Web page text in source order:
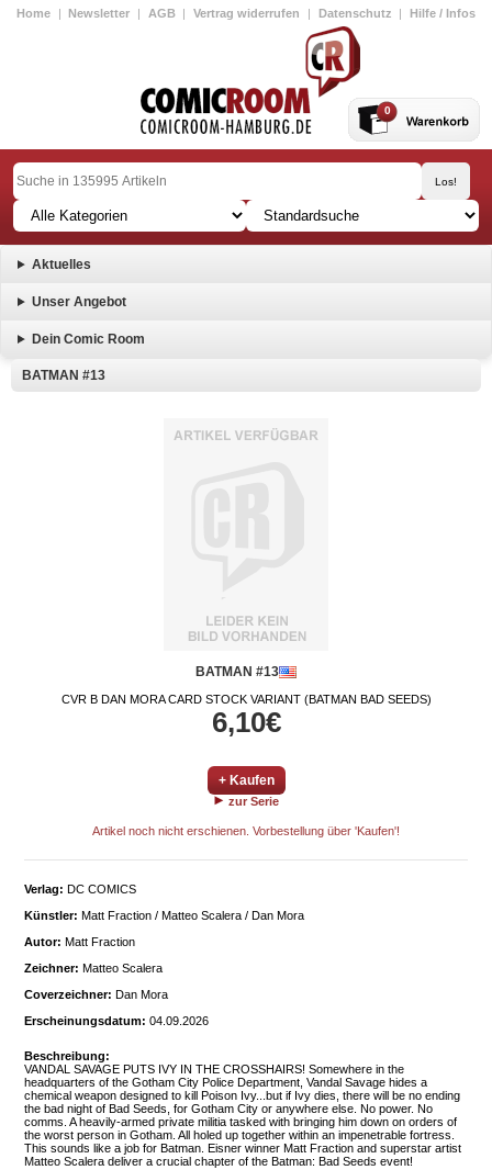
Home | Newsletter | AGB | Vertrag widerrufen | Datenschutz | Hilfe / Infos
0
Aktuelles
Unser Angebot
Dein Comic Room
BATMAN #13
BATMAN #13
CVR B DAN MORA CARD STOCK VARIANT (BATMAN BAD SEEDS)
6,10€
+ Kaufen
zur Serie
Artikel noch nicht erschienen. Vorbestellung über 'Kaufen'!
Verlag: DC COMICS
Künstler: Matt Fraction / Matteo Scalera / Dan Mora
Autor: Matt Fraction
Zeichner: Matteo Scalera
Coverzeichner: Dan Mora
Erscheinungsdatum: 04.09.2026
Beschreibung:
VANDAL SAVAGE PUTS IVY IN THE CROSSHAIRS! Somewhere in the
headquarters of the Gotham City Police Department, Vandal Savage hides a
chemical weapon designed to kill Poison Ivy...but if Ivy dies, there will be no ending
the bad night of Bad Seeds, for Gotham City or anywhere else. No power. No
comms. A heavily-armed private militia tasked with bringing him down on orders of
the worst person in Gotham. All holed up together within an impenetrable fortress.
This sounds like a job for Batman. Eisner winner Matt Fraction and superstar artist
Matteo Scalera deliver a crucial chapter of the Batman: Bad Seeds event!